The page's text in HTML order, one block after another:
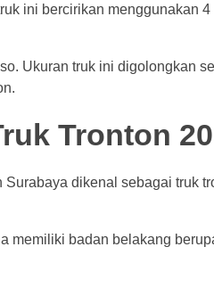
ini bercirikan menggunakan
Ukuran truk ini digolongkan
Tronton
dikenal sebagai truk
memiliki badan belakang